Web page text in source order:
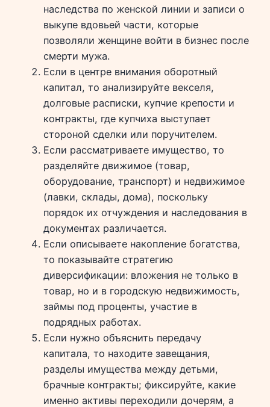
наследства по женской линии и записи о
выкупе вдовьей части, которые
позволяли женщине войти в бизнес после
смерти мужа.
Если в центре внимания оборотный
капитал, то анализируйте векселя,
долговые расписки, купчие крепости и
контракты, где купчиха выступает
стороной сделки или поручителем.
Если рассматриваете имущество, то
разделяйте движимое (товар,
оборудование, транспорт) и недвижимое
(лавки, склады, дома), поскольку
порядок их отчуждения и наследования в
документах различается.
Если описываете накопление богатства,
то показывайте стратегию
диверсификации: вложения не только в
товар, но и в городскую недвижимость,
займы под проценты, участие в
подрядных работах.
Если нужно объяснить передачу
капитала, то находите завещания,
разделы имущества между детьми,
брачные контракты; фиксируйте, какие
именно активы переходили дочерям, а